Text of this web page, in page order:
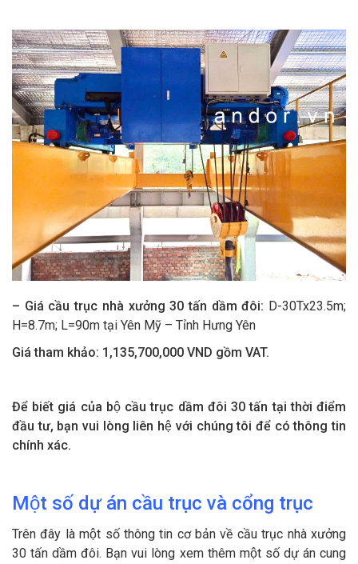
– Giá cầu trục nhà xưởng 30 tấn dầm đôi: D-30Tx23.5m;
H=8.7m; L=90m tại Yên Mỹ – Tỉnh Hưng Yên
Giá tham khảo: 1,135,700,000 VND gồm VAT.
Để biết giá của bộ cầu trục dầm đôi 30tấn tại thời điểm
đầu tư, bạn vui lòng liên hệ với chúng tôi để có thông tin
chính xác.
Một số dự án cầu trục và cổng trục
Trên đây là một số thông tin cơ bản về cầu trục nhà xưởng
30 tấn dầm đôi. Bạn vui lòng xem thêm một số dự án cung